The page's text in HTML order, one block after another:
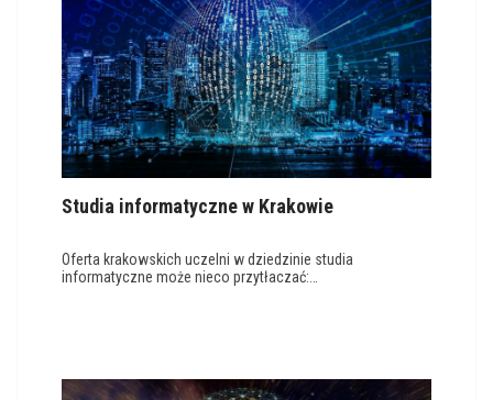
Studia informatyczne w Krakowie
Oferta krakowskich uczelni w dziedzinie studia
informatyczne może nieco przytłaczać:…